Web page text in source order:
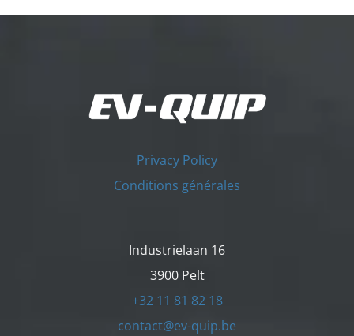
Privacy Policy
Conditions générales
Industrielaan 16
3900 Pelt
+32 11 81 82 18
contact@ev-quip.be